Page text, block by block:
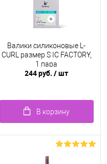
Валики силиконовые L-
CURL размер S IC FACTORY,
1 пара
244 руб./ шт
В корзину